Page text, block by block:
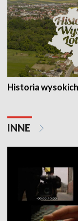
Historia
INNE